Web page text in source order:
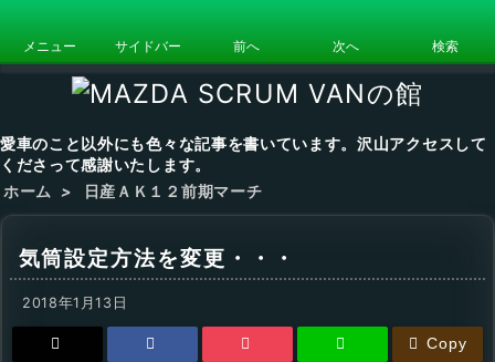
メニュー サイドバー 前へ 次へ 検索
愛車のこと以外にも色々な記事を書いています。沢山アクセスして
くださって感謝いたします。
ホーム
> 日産ＡＫ１２前期マーチ
気筒設定方法を変更・・・
2018年1月13日
Copy